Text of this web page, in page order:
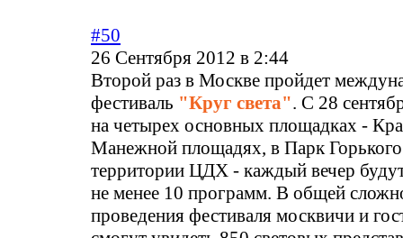
#50
26 Сентября 2012 в 2:44
Второй раз в Москве пройдет
фестиваль "Круг света". С 28
на четырех основных площадках -
Манежной площадях, в Парк
территории ЦДХ - каждый вечер
не менее 10 программ. В общей
проведения фестиваля москвичи и